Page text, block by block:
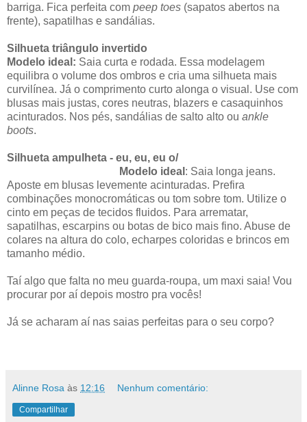
barriga. Fica perfeita com peep toes (sapatos abertos na
frente), sapatilhas e sandálias.
Silhueta triângulo invertido
Modelo ideal: Saia curta e rodada. Essa modelagem
equilibra o volume dos ombros e cria uma silhueta mais
curvilínea. Já o comprimento curto alonga o visual. Use com
blusas mais justas, cores neutras, blazers e casaquinhos
acinturados. Nos pés, sandálias de salto alto ou ankle
boots.
Silhueta ampulheta - eu, eu, eu o/
Modelo ideal : Saia longa jeans.
Aposte em blusas levemente acinturadas. Prefira
combinações monocromáticas ou tom sobre tom. Utilize o
cinto em peças de tecidos fluidos. Para arrematar,
sapatilhas, escarpins ou botas de bico mais fino. Abuse de
colares na altura do colo, echarpes coloridas e brincos em
tamanho médio.
Taí algo que falta no meu guarda-roupa, um maxi saia! Vou
procurar por aí depois mostro pra vocês!
Já se acharam aí nas saias perfeitas para o seu corpo?
Alinne Rosa às 12:16 Nenhum comentário:
Compartilhar